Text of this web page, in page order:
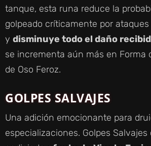
tanque, esta runa reduce la
golpeado críticamente por
y disminuye todo el daño
se incrementa aún más en Forma
de Oso Feroz.
GOLPES SALVAJES
Una adición emocionante para
especializaciones. Golpes Salvajes